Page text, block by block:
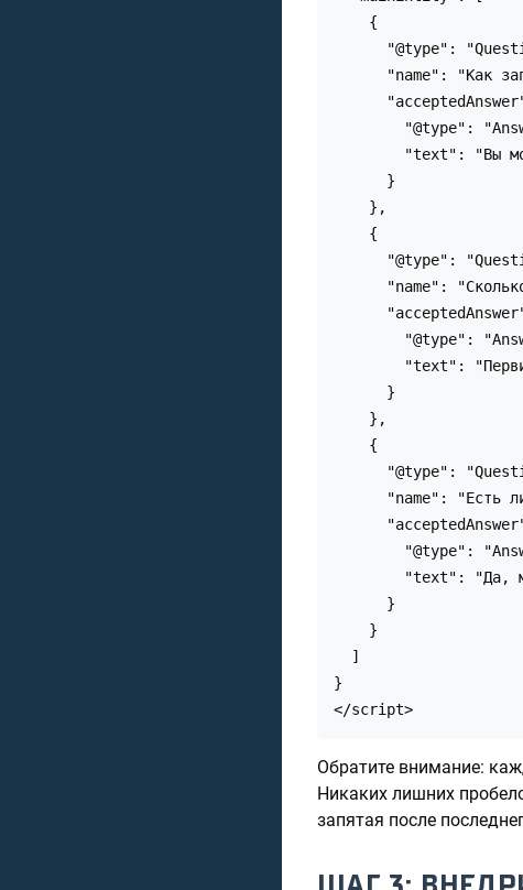
    {
"@type":
"name": "Как
"@type":
"text": "Вы
      }
    },
    {
"@type":
"name":
"@type":
"text":
      }
    },
    {
"@type":
"name": "Есть
"@type":
"text": "Да,
      }
    }
  ]
}
</script>
Обратите внимание:
Никаких лишних
запятая после